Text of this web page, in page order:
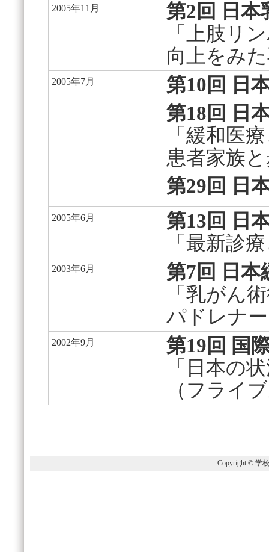
2005年11月
第2回 日本
「上肢リ
向上をみ
2005年7月
第10回 日
第18回 日
「緩和医
患者家族
第29回 日
2005年6月
第13回 日
「最新診
2003年6月
第7回 日本
「乳がん
パドレナ
2002年9月
第19回 国
「日本の
（フライ
Copyright © 学